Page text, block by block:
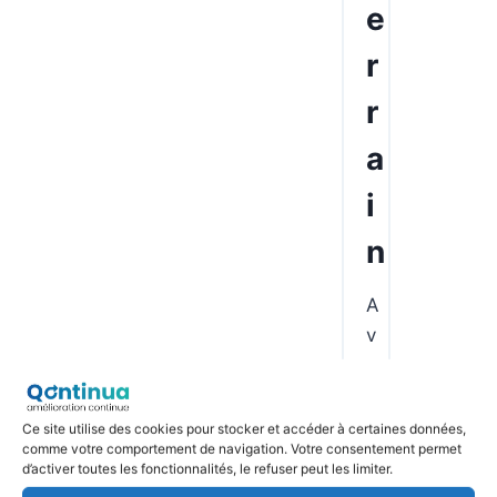
Ce site utilise des cookies pour stocker et accéder à certaines données,
comme votre comportement de navigation. Votre consentement permet
d’activer toutes les fonctionnalités, le refuser peut les limiter.
e
r
r
a
i
n
A
v
t
,
i